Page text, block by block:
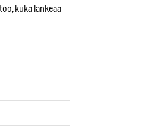
kuka lankeaa